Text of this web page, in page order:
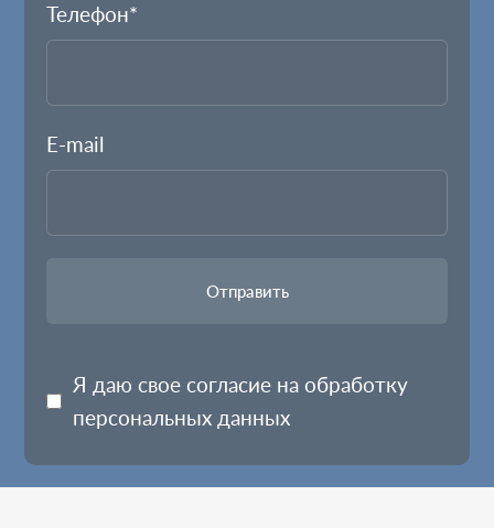
Телефон*
E-mail
Я даю свое согласие на обработку
персональных данных